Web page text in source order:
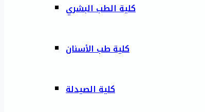
كلية الطب البشري
كلية طب الأسنان
كلية الصيدلة